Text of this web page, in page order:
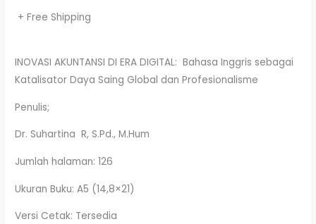
+ Free Shipping
INOVASI AKUNTANSI DI ERA DIGITAL: Bahasa Inggris sebagai
Katalisator Daya Saing Global dan Profesionalisme
Penulis;
Dr. Suhartina R, S.Pd., M.Hum
Jumlah halaman: 126
Ukuran Buku: A5 (14,8×21)
Versi Cetak: Tersedia